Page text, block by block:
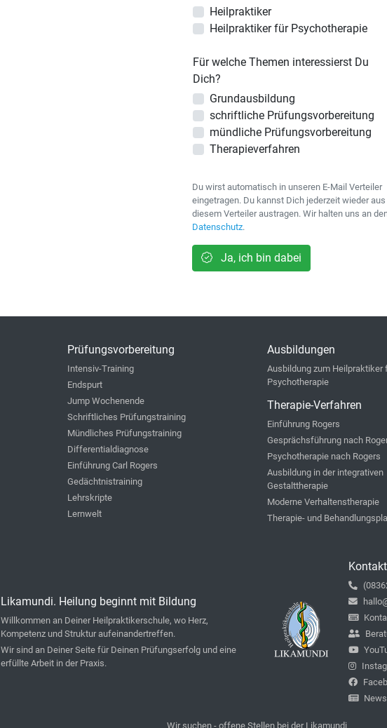
Heilpraktiker
Heilpraktiker für Psychotherapie
Für welche Themen interessierst Du
Dich?
Grundausbildung
schriftliche Prüfungsvorbereitung
mündliche Prüfungsvorbereitung
Therapieverfahren
Du wirst automatisch in unseren E-Mail Verteiler
eingetragen. Du kannst Dich jederzeit wieder aus
diesem Verteiler austragen. Wir halten uns an
Datenschutz.
Ja, ich bin dabei
Prüfungsvorbereitung
Intensiv-Training
Endspurt
Jump Wochenende
Schriftliches Prüfungstraining
Mündliches Prüfungstraining
Differentialdiagnose
Einführung Carl Rogers
Gedächtnistraining
Lehrskripte
Lernwelt
Ausbildungen
Ausbildung zum Heilpraktiker
Psychotherapie
Therapie-Verfahren
Einführung Rogers
Gesprächsführung nach
Psychotherapie nach Rogers
Ausbildung in der integrativen
Gestalttherapie
Moderne Verhaltenstherapie
Therapie- und
Likamundi. Heilung beginnt mit Bildung
Willkommen an Deiner Heilpraktikerschule, wo Herz,
Kompetenz und Struktur aufeinandertreffen.
Wir sind an Deiner Seite für Deinen Prüfungserfolg und eine
erfüllte Arbeit in der Praxis.
Kontakt
Wir suchen - offene Stellen bei der Likamundi